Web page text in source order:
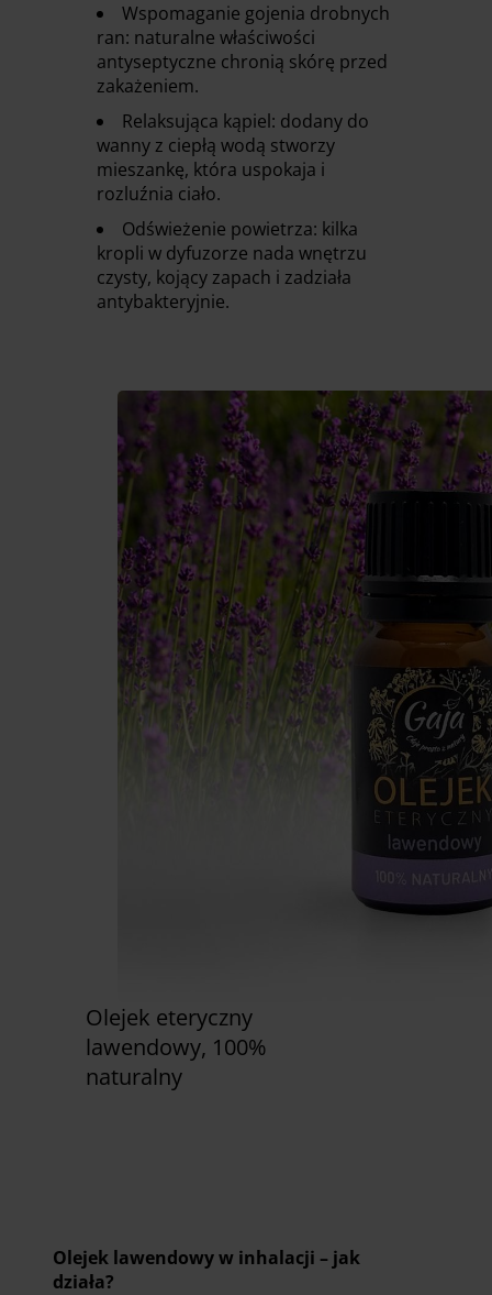
Wspomaganie gojenia drobnych
ran: naturalne właściwości
antyseptyczne chronią skórę przed
zakażeniem.
Relaksująca kąpiel: dodany do
wanny z ciepłą wodą stworzy
mieszankę, która uspokaja i
rozluźnia ciało.
Odświeżenie powietrza: kilka
kropli w dyfuzorze nada wnętrzu
czysty, kojący zapach i zadziała
antybakteryjnie.
Olejek eteryczny
lawendowy, 100%
naturalny
Olejek lawendowy w inhalacji – jak
działa?